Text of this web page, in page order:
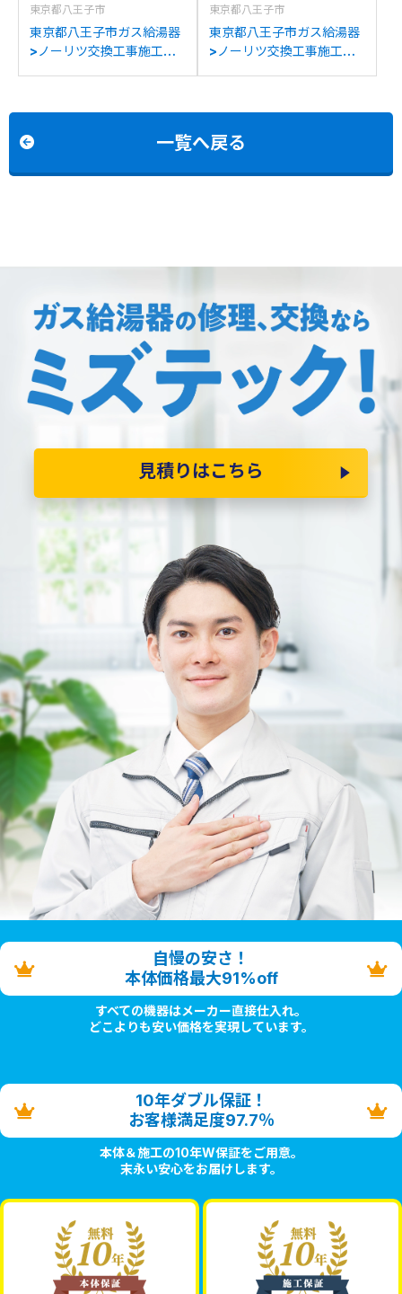
東京都八王子市
東京都八王子市ガス給湯器
>ノーリツ交換工事施工事
東京都八王子市
東京都八王子市ガス給湯器
>ノーリツ交換工事施工事
一覧へ戻る
見積りはこちら
自慢の安さ！
本体価格最大91%off
すべての機器はメーカー直接仕入れ。
どこよりも安い価格を実現しています。
10年ダブル保証！
お客様満足度97.7％
本体＆施工の10年W保証をご用意。
末永い安心をお届けします。